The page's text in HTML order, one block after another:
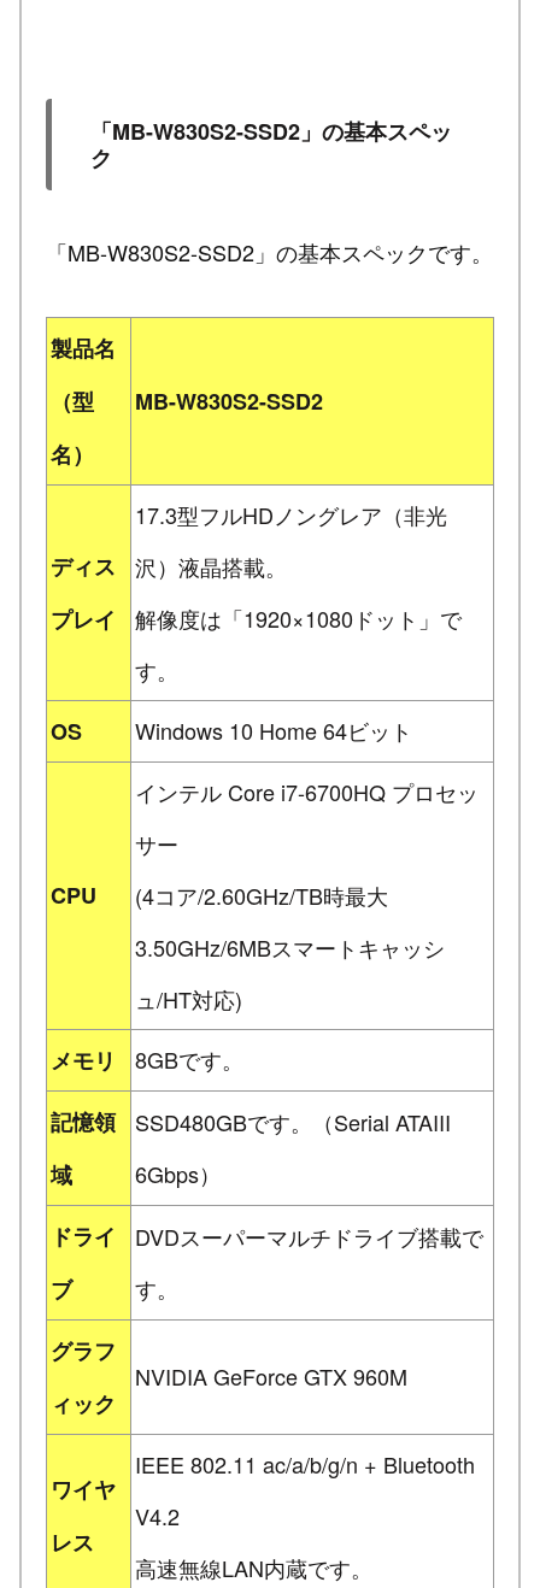
「MB-W830S2-SSD2」の基本スペッ
ク
「MB-W830S2-SSD2」の基本スペックです。
製品名
（型
名）
MB-W830S2-SSD2
ディス
プレイ
17.3型フルHDノングレア（非光
沢）液晶搭載。
解像度は「1920×1080ドット」で
す。
OS
Windows 10 Home 64ビット
CPU
インテル Core i7-6700HQ プロセッ
サー
(4コア/2.60GHz/TB時最大
3.50GHz/6MBスマートキャッシ
ュ/HT対応)
メモリ
8GBです。
記憶領
域
SSD480GBです。（Serial ATAIII
6Gbps）
ドライ
ブ
DVDスーパーマルチドライブ搭載で
す。
グラフ
ィック
NVIDIA GeForce GTX 960M
ワイヤ
レス
IEEE 802.11 ac/a/b/g/n + Bluetooth
V4.2
高速無線LAN内蔵です。